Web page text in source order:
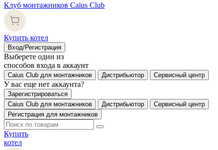
Клуб монтажников Caius Club
Купить котел
Вход/Регистрация
Выберете один из
способов входа в аккаунт
Caius Club для монтажников Дистрибьютор Сервисный центр
У вас еще нет аккаунта?
Зарегистрироваться
Caius Club для монтажников
Дистрибьютор
Сервисный центр
Регистрация для монтажников
Купить
котел